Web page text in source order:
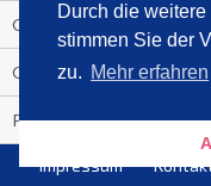
Durch die
stimmen Sie der
zu. Mehr erfahren
Gratis-E-Book-Aktionen
Gefahr fürs
PRESSEMITTEILUNG
Deutschland im Handball-
Impressum